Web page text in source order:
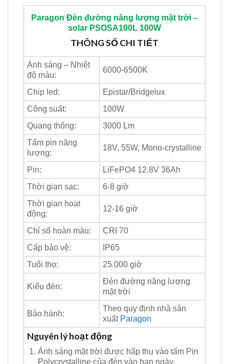
Paragon Đèn đường năng lượng mặt trời –
solar PSOSA100L 100W
THÔNG SỐ CHI TIẾT
Ánh sáng – Nhiệt
độ màu:
6000-6500K
Chip led:
Epistar/Bridgelux
Công suất:
100W
Quang thông:
3000 Lm
Tấm pin năng
lượng:
18V, 55W, Mono-crystalline
Pin:
LiFePO4 12.8V 36Ah
Thời gian sạc:
6-8 giờ
Thời gian hoạt
động:
12-16 giờ
Chỉ số hoàn màu:
CRI 70
Cấp bảo vệ:
IP65
Tuổi thọ:
25.000 giờ
Kiểu đèn:
Đèn đường năng lượng
mặt trời
Bảo hành:
Theo quy định nhà sản
xuất Paragon
Nguyên lý hoạt động
Ánh sáng mặt trời được hấp thụ vào tấm Pin
Polycrystalline của đèn vào ban ngày.